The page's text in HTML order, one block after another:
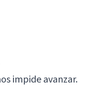
impide avanzar.